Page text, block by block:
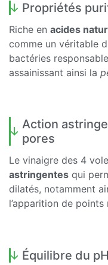
Propriétés
Riche en acides
comme un véritable
bactéries
assainissant ainsi la
Action
pores
Le vinaigre des 4
astringentes qui
dilatés, notamment
l’apparition de points
Équilibre du